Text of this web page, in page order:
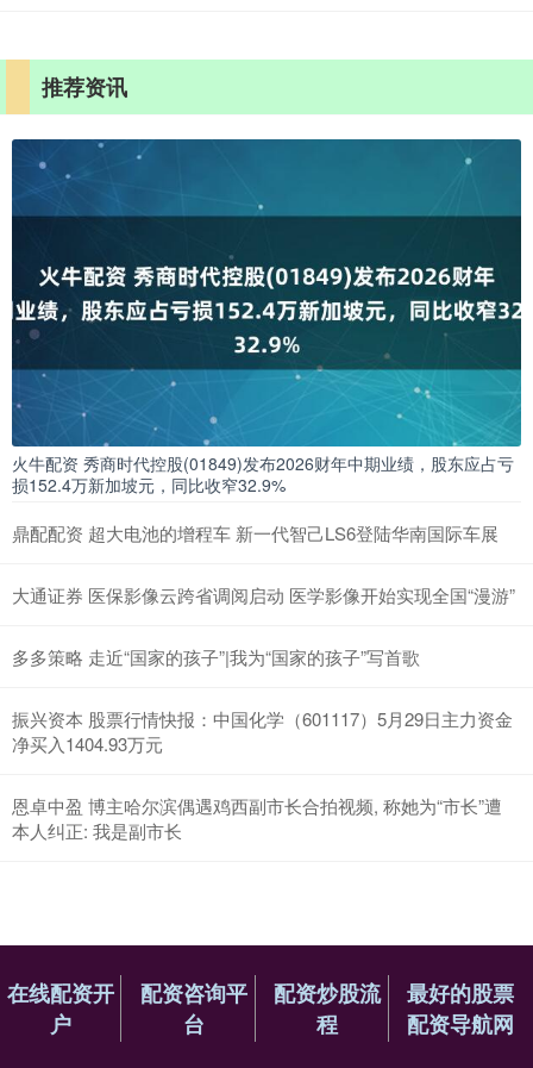
推荐资讯
火牛配资 秀商时代控股(01849)发布2026财年中期业绩，股东应占亏
损152.4万新加坡元，同比收窄32.9%
鼎配配资 超大电池的增程车 新一代智己LS6登陆华南国际车展
大通证券 医保影像云跨省调阅启动 医学影像开始实现全国“漫游”
多多策略 走近“国家的孩子”|我为“国家的孩子”写首歌
振兴资本 股票行情快报：中国化学（601117）5月29日主力资金
净买入1404.93万元
恩卓中盈 博主哈尔滨偶遇鸡西副市长合拍视频, 称她为“市长”遭
本人纠正: 我是副市长
在线配资开
户
配资咨询平
台
配资炒股流
程
最好的股票
配资导航网